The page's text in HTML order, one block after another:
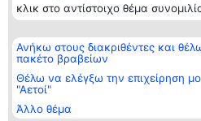
κλικ στο αντίστοιχο θέμα
Ανήκω στους διακριθέντες και
πακέτο βραβείων
Θέλω να ελέγξω την επιχείρηση
"Αετοί"
Άλλο θέμα
Διοργανωτής της
κατάταξης
BEAUTIFUL COMPANY
ΤΗΛ. ΕΠΙΚΟΙΝΩΝΙΑΣ:
2104128019
email:
των